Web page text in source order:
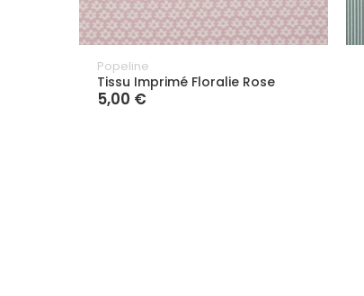
Popeline
Tissu Imprimé Floralie Rose
5,00 €